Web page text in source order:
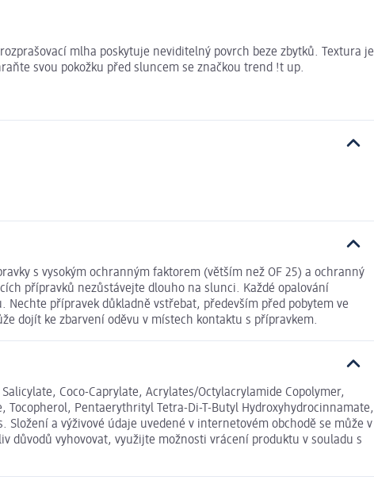
mlha poskytuje neviditelný povrch beze zbytků. Textura je
svou pokožku před sluncem se značkou trend !t up.
s vysokým ochranným faktorem (větším než OF 25) a ochranný
přípravků nezůstávejte dlouho na slunci. Každé opalování
přípravek důkladně vstřebat, především před pobytem ve
dojít ke zbarvení oděvu v místech kontaktu s přípravkem.
Coco-Caprylate, Acrylates/Octylacrylamide Copolymer,
Pentaerythrityl Tetra-Di-T-Butyl Hydroxyhydrocinnamate,
a výživové údaje uvedené v internetovém obchodě se může v
důvodů vyhovovat, využijte možnosti vrácení produktu v souladu s